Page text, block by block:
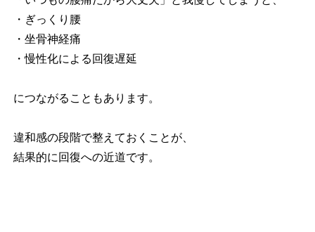
・ぎっくり腰
・坐骨神経痛
・慢性化による回復遅延
につながることもあります。
違和感の段階で整えておくことが、
結果的に回復への近道です。